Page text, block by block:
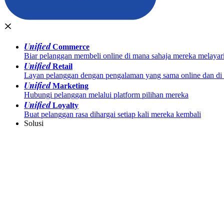
UnifiedCommerce
Biar pelanggan membeli online di mana sahaja mereka melayari
UnifiedRetail
Layan pelanggan dengan pengalaman yang sama online dan
UnifiedMarketing
Hubungi pelanggan melalui platform pilihan mereka
UnifiedLoyalty
Buat pelanggan rasa dihargai setiap kali mereka kembali
Solusi